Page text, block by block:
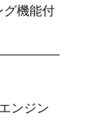
機能付
ンジン